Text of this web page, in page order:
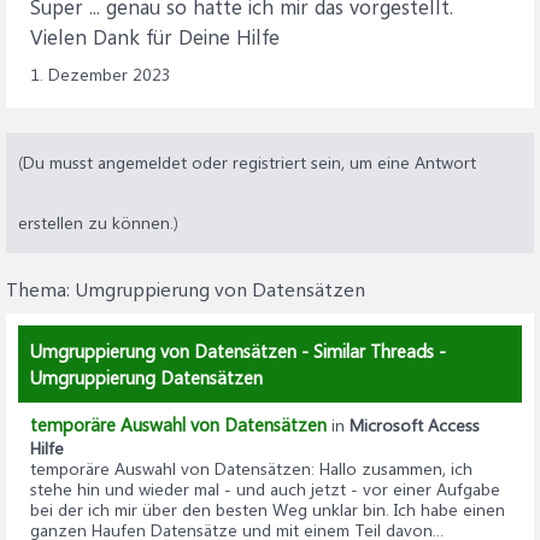
Super ... genau so hatte ich mir das vorgestellt.
Vielen Dank für Deine Hilfe
1. Dezember 2023
(Du musst angemeldet oder registriert sein, um eine Antwort
erstellen zu können.)
Thema: Umgruppierung von Datensätzen
Umgruppierung von Datensätzen - Similar Threads -
Umgruppierung Datensätzen
temporäre Auswahl von Datensätzen in Microsoft Access
Hilfe
temporäre Auswahl von Datensätzen: Hallo zusammen, ich
stehe hin und wieder mal - und auch jetzt - vor einer Aufgabe
bei der ich mir über den besten Weg unklar bin. Ich habe einen
ganzen Haufen Datensätze und mit einem Teil davon...